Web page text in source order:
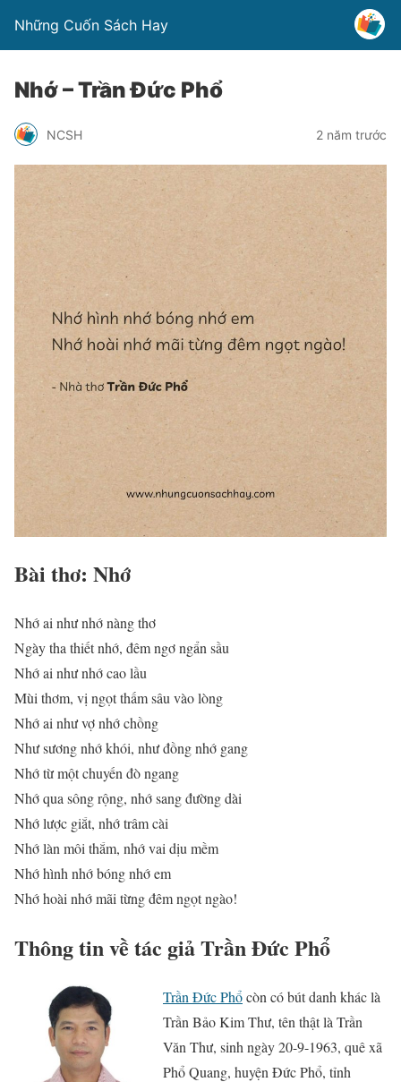
Những Cuốn Sách Hay
Nhớ – Trần Đức Phổ
NCSH 2 năm trước
Bài thơ: Nhớ
Nhớ ai như nhớ nàng thơ
Ngày tha thiết nhớ, đêm ngơ ngẩn sầu
Nhớ ai như nhớ cao lầu
Mùi thơm, vị ngọt thấm sâu vào lòng
Nhớ ai như vợ nhớ chồng
Như sương nhớ khói, như đồng nhớ gang
Nhớ từ một chuyến đò ngang
Nhớ qua sông rộng, nhớ sang đường dài
Nhớ lược giắt, nhớ trâm cài
Nhớ làn môi thắm, nhớ vai dịu mềm
Nhớ hình nhớ bóng nhớ em
Nhớ hoài nhớ mãi từng đêm ngọt ngào!
Thông tin về tác giả Trần Đức Phổ
Trần Đức Phổcòn có bút danh khác là
Trần Bảo Kim Thư, tên thật là Trần
Văn Thư, sinh ngày 20-9-1963, quê xã
Phổ Quang, huyện Đức Phổ, tỉnh